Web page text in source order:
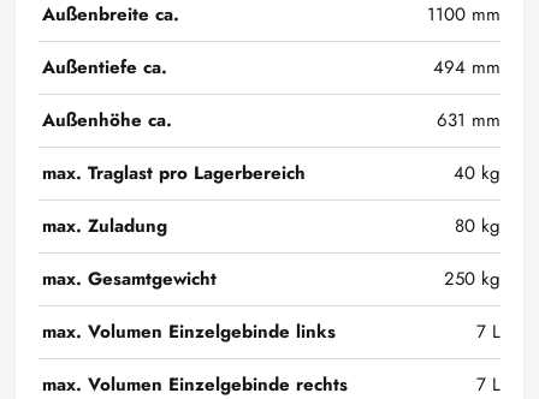
Außenbreite ca.
1100 mm
Außentiefe ca.
494 mm
Außenhöhe ca.
631 mm
max. Traglast pro Lagerbereich
40 kg
max. Zuladung
80 kg
max. Gesamtgewicht
250 kg
max. Volumen Einzelgebinde links
7 L
max. Volumen Einzelgebinde rechts
7 L